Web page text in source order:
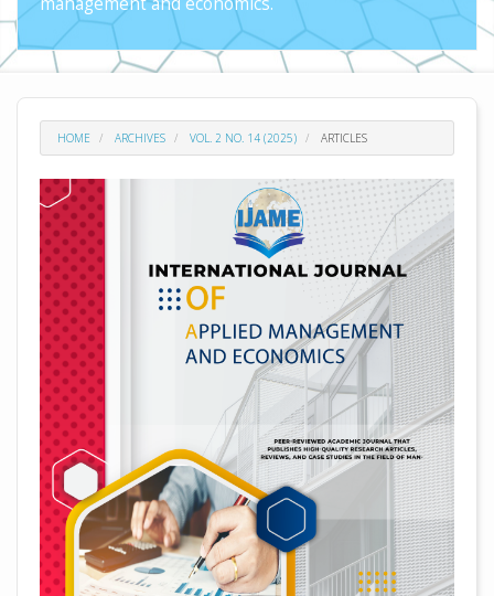
HOME ARCHIVES VOL. 2 NO. 14 (2025) ARTICLES